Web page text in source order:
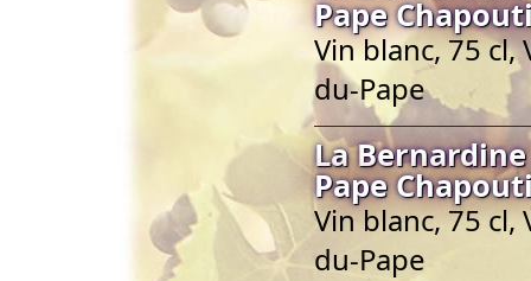
Pape
Vin blanc, 75 cl,
du-Pape
La
Pape
Vin blanc, 75 cl,
du-Pape